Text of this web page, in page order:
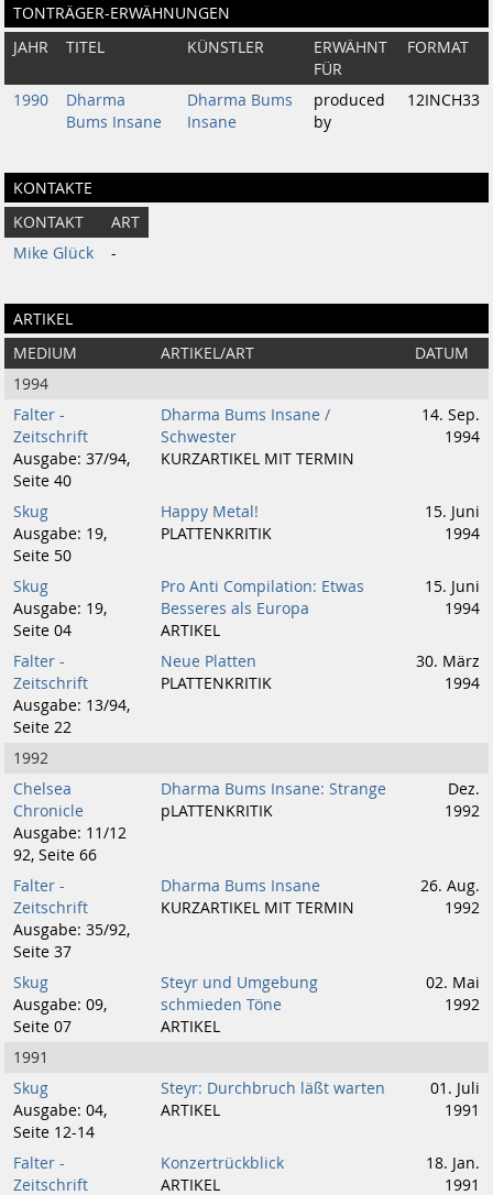
TONTRÄGER-ERWÄHNUNGEN
JAHR TITEL KÜNSTLER
ERWÄHNT
FÜR
FORMAT
1990
Dharma
Bums Insane
Dharma Bums
Insane
produced
by
12INCH33
KONTAKTE
KONTAKT
ART
Mike Glück
-
ARTIKEL
MEDIUM ARTIKEL/ART
DATUM
1994
Falter -
Zeitschrift
Ausgabe: 37/94,
Seite 40
Dharma Bums Insane /
Schwester
KURZARTIKEL MIT TERMIN
14. Sep.
1994
Skug
Ausgabe: 19,
Seite 50
Happy Metal!
PLATTENKRITIK
15. Juni
1994
Skug
Ausgabe: 19,
Seite 04
Pro Anti Compilation: Etwas
Besseres als Europa
ARTIKEL
15. Juni
1994
Falter -
Zeitschrift
Ausgabe: 13/94,
Seite 22
Neue Platten
PLATTENKRITIK
30. März
1994
1992
Chelsea
Chronicle
Ausgabe: 11/12
92, Seite 66
Dharma Bums Insane: Strange
pLATTENKRITIK
Dez.
1992
Falter -
Zeitschrift
Ausgabe: 35/92,
Seite 37
Dharma Bums Insane
KURZARTIKEL MIT TERMIN
26. Aug.
1992
Skug
Ausgabe: 09,
Seite 07
Steyr und Umgebung
schmieden Töne
ARTIKEL
02. Mai
1992
1991
Skug
Ausgabe: 04,
Seite 12-14
Steyr: Durchbruch läßt warten
ARTIKEL
01. Juli
1991
Falter -
Zeitschrift
Konzertrückblick
ARTIKEL
18. Jan.
1991